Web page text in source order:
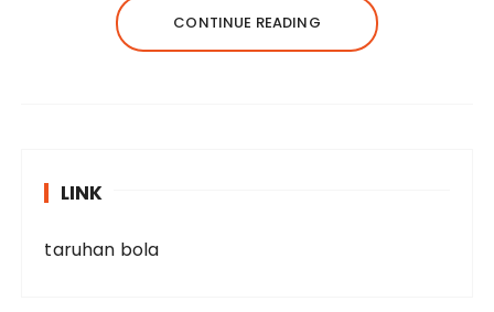
CONTINUE READING
LINK
taruhan bola